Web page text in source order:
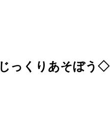
っくりあそぼう◇